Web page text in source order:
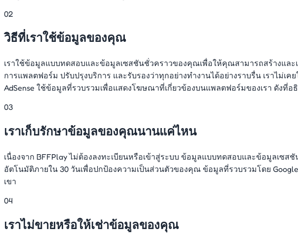
02
วิธีที่เราใช้ข้อมูลของคุณ
เราใช้ข้อมูลแบบทดสอบและข้อมูลเซสชันชั่วคราวของคุณเพื่อให้คุณสามารถสร้างแ
การแพลตฟอร์ม ปรับปรุงบริการ และรับรองว่าทุกอย่างทำงานได้อย่างราบรื่น เราไม่
AdSense ใช้ข้อมูลที่รวบรวมเพื่อแสดงโฆษณาที่เกี่ยวข้องบนแพลตฟอร์มของเรา ดังที่
03
เราเก็บรักษาข้อมูลของคุณนานแค่ไหน
เนื่องจาก BFFPlay ไม่ต้องลงทะเบียนหรือเข้าสู่ระบบ ข้อมูลแบบทดสอบและข้อมูลเซ
อัตโนมัติภายใน 30 วันเพื่อปกป้องความเป็นส่วนตัวของคุณ ข้อมูลที่รวบรวมโดย
เขา
04
เราไม่ขายหรือให้เช่าข้อมูลของคุณ